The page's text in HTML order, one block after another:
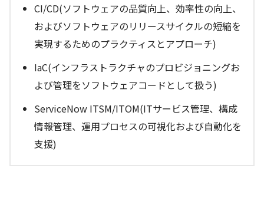
CI/CD(ソフトウェアの品質向上、効率性の向上、
およびソフトウェアのリリースサイクルの短縮を
実現するためのプラクティスとアプローチ)
IaC(インフラストラクチャのプロビジョニングお
よび管理をソフトウェアコードとして扱う)
ServiceNow ITSM/ITOM(ITサービス管理、構成
情報管理、運用プロセスの可視化および自動化を
支援)